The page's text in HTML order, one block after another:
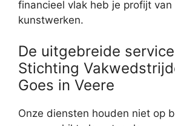
financieel vlak heb je profijt van
kunstwerken.
De uitgebreide
Stichting
Goes in Veere
Onze diensten houden niet op